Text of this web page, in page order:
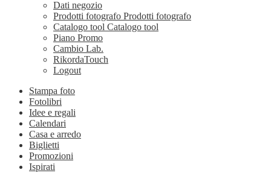
Dati negozio
Prodotti fotografo Prodotti fotografo
Catalogo tool Catalogo tool
Piano Promo
Cambio Lab.
RikordaTouch
Logout
Stampa foto
Fotolibri
Idee e regali
Calendari
Casa e arredo
Biglietti
Promozioni
Ispirati